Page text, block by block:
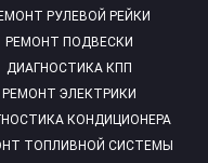
РУЛЕВОЙ РЕЙКИ
РЕМОНТ ПОДВЕСКИ
ДИАГНОСТИКА КПП
РЕМОНТ ЭЛЕКТРИКИ
КОНДИЦИОНЕРА
ТОПЛИВНОЙ СИСТЕМЫ